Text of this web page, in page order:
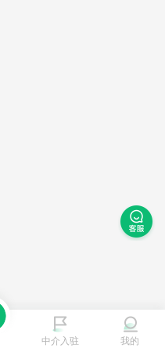
中介入驻 我的